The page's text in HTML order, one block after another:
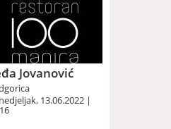
Jovanović
13.06.2022 |